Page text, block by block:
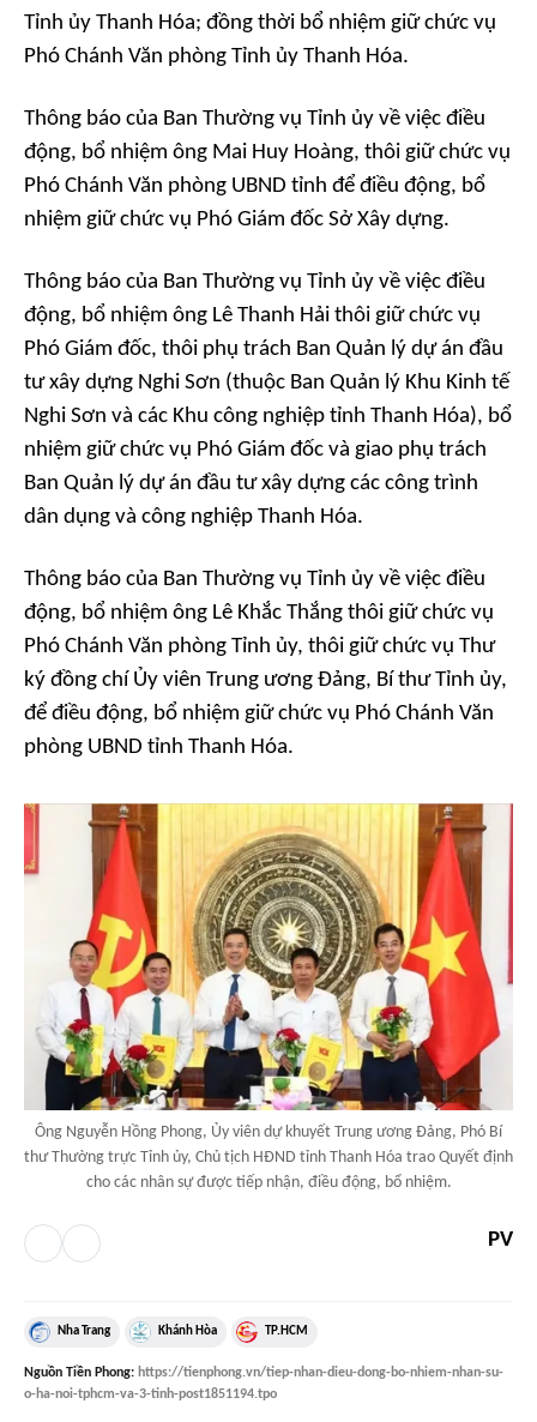
Tỉnh ủy Thanh Hóa; đồng thời bổ nhiệm giữ chức vụ
Phó Chánh Văn phòng Tỉnh ủy Thanh Hóa.
Thông báo của Ban Thường vụ Tỉnh ủy về việc điều
động, bổ nhiệm ông Mai Huy Hoàng, thôi giữ chức vụ
Phó Chánh Văn phòng UBND tỉnh để điều động, bổ
nhiệm giữ chức vụ Phó Giám đốc Sở Xây dựng.
Thông báo của Ban Thường vụ Tỉnh ủy về việc điều
động, bổ nhiệm ông Lê Thanh Hải thôi giữ chức vụ
Phó Giám đốc, thôi phụ trách Ban Quản lý dự án đầu
tư xây dựng Nghi Sơn (thuộc Ban Quản lý Khu Kinh tế
Nghi Sơn và các Khu công nghiệp tỉnh Thanh Hóa), bổ
nhiệm giữ chức vụ Phó Giám đốc và giao phụ trách
Ban Quản lý dự án đầu tư xây dựng các công trình
dân dụng và công nghiệp Thanh Hóa.
Thông báo của Ban Thường vụ Tỉnh ủy về việc điều
động, bổ nhiệm ông Lê Khắc Thắng thôi giữ chức vụ
Phó Chánh Văn phòng Tỉnh ủy, thôi giữ chức vụ Thư
ký đồng chí Ủy viên Trung ương Đảng, Bí thư Tỉnh ủy,
để điều động, bổ nhiệm giữ chức vụ Phó Chánh Văn
phòng UBND tỉnh Thanh Hóa.
Ông Nguyễn Hồng Phong, Ủy viên dự khuyết Trung ương Đảng, Phó Bí
thư Thường trực Tỉnh ủy, Chủ tịch HĐND tỉnh Thanh Hóa trao Quyết định
cho các nhân sự được tiếp nhận, điều động, bổ nhiệm.
PV
Nha Trang Khánh Hòa TP.HCM
Nguồn Tiền Phong: https://tienphong.vn/tiep-nhan-dieu-dong-bo-nhiem-nhan-su-
o-ha-noi-tphcm-va-3-tinh-post1851194.tpo